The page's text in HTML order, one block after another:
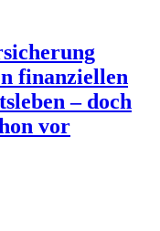
finanziellen
– doch
vor